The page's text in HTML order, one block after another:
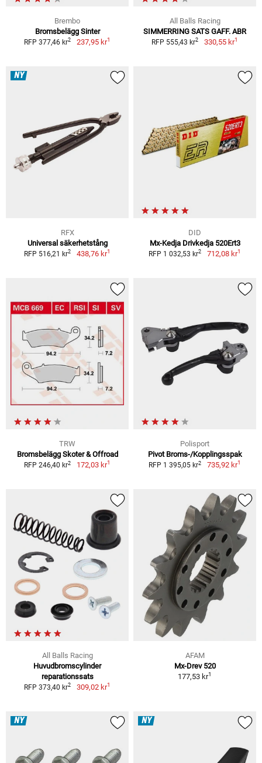
Brembo
Bromsbelägg Sinter
RFP 377,46 kr2 237,95 kr1
All Balls Racing
SIMMERRING SATS GAFF. ABR
RFP 555,43 kr2 330,55 kr1
NY
RFX
Universal säkerhetstång
RFP 516,21 kr2 438,76 kr1
DID
Mx-Kedja Drivkedja 520Ert3
RFP 1 032,53 kr2 712,08 kr1
TRW
Bromsbelägg Skoter & Offroad
RFP 246,40 kr2 172,03 kr1
Polisport
Pivot Broms-/Kopplingsspak
RFP 1 395,05 kr2 735,92 kr1
All Balls Racing
Huvudbromscylinder
reparationssats
RFP 373,40 kr2 309,02 kr1
AFAM
Mx-Drev 520
177,53 kr1
NY NY